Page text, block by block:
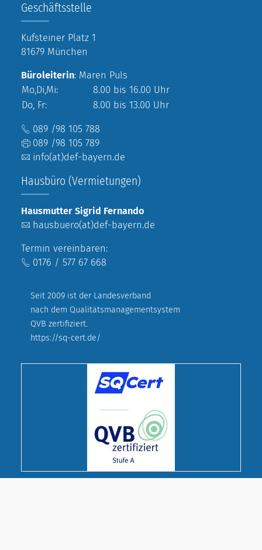
Geschäftsstelle
Kufsteiner Platz 1
81679 München
Büroleiterin: Maren Puls
Mo,Di,Mi:
8.00 bis 16.00 Uhr
Do, Fr:
8.00 bis 13.00 Uhr
089 /98 105 788
089 /98 105 789
info(at)def-bayern.de
Hausbüro (Vermietungen)
Hausmutter Sigrid Fernando
hausbuero(at)def-bayern.de
Termin vereinbaren:
0176 / 577 67 668
Seit 2009 ist der Landesverband
nach dem Qualitätsmanagementsystem
QVB zertifiziert.
https://sq-cert.de/